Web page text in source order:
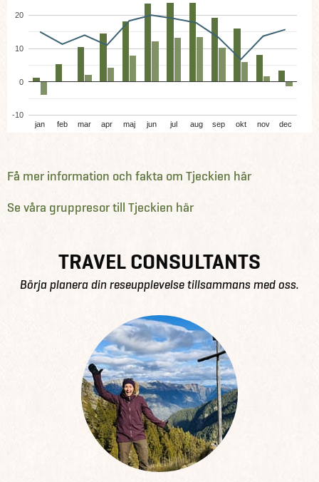
jan feb mar apr maj jun jul aug sep okt nov dec
-10
0
10
20
Få mer information och fakta om Tjeckien här
Se våra gruppresor till Tjeckien här
TRAVEL CONSULTANTS
Börja planera din reseupplevelse tillsammans med oss.